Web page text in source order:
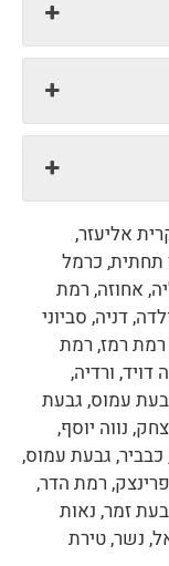
אליעזר,
תחתית, כרמל
אחוזה, רמת
דניה, סביוני
רמת רמז, רמת
דויד, ורדיה,
עמוס, גבעת
נווה יוסף,
כבביר, גבעת עמוס,
רמת הדר,
זמר, נאות
נשר, טירת